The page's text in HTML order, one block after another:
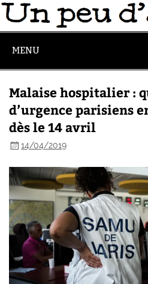
MENU
Malaise hospitalier :
d’urgence parisiens
dès le 14 avril
14/04/2019